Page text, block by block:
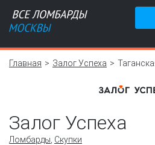
Главная Залог Успеха
Залог Успеха
Ломбарды Скупки